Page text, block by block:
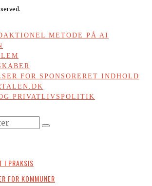
METODE PÅ AI
FOR SPONSORERET INDHOLD
PRIVATLIVSPOLITIK
I PRAKSIS
FOR KOMMUNER